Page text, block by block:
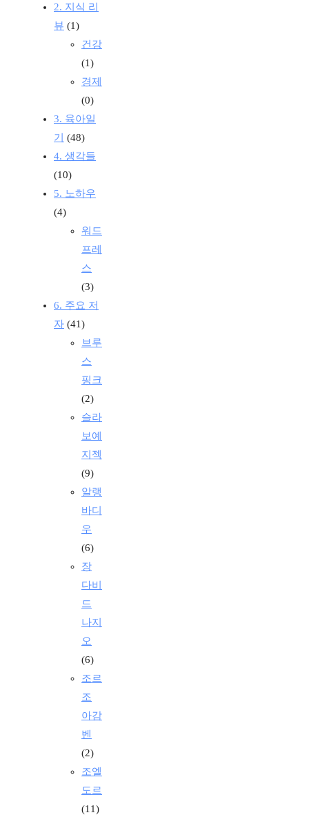
2. 지식 리
뷰 (1)
건강
(1)
경제
(0)
3. 육아일
기
(48)
4. 생각들
(10)
5. 노하우
(4)
워드
프레
스
(3)
6. 주요 저
자 (41)
브루
스
핑크
(2)
슬라
보예
지젝
(9)
알랭
바디
우
(6)
장
다비
드
나지
오
(6)
조르
조
아감
벤
(2)
조엘
도르
(11)